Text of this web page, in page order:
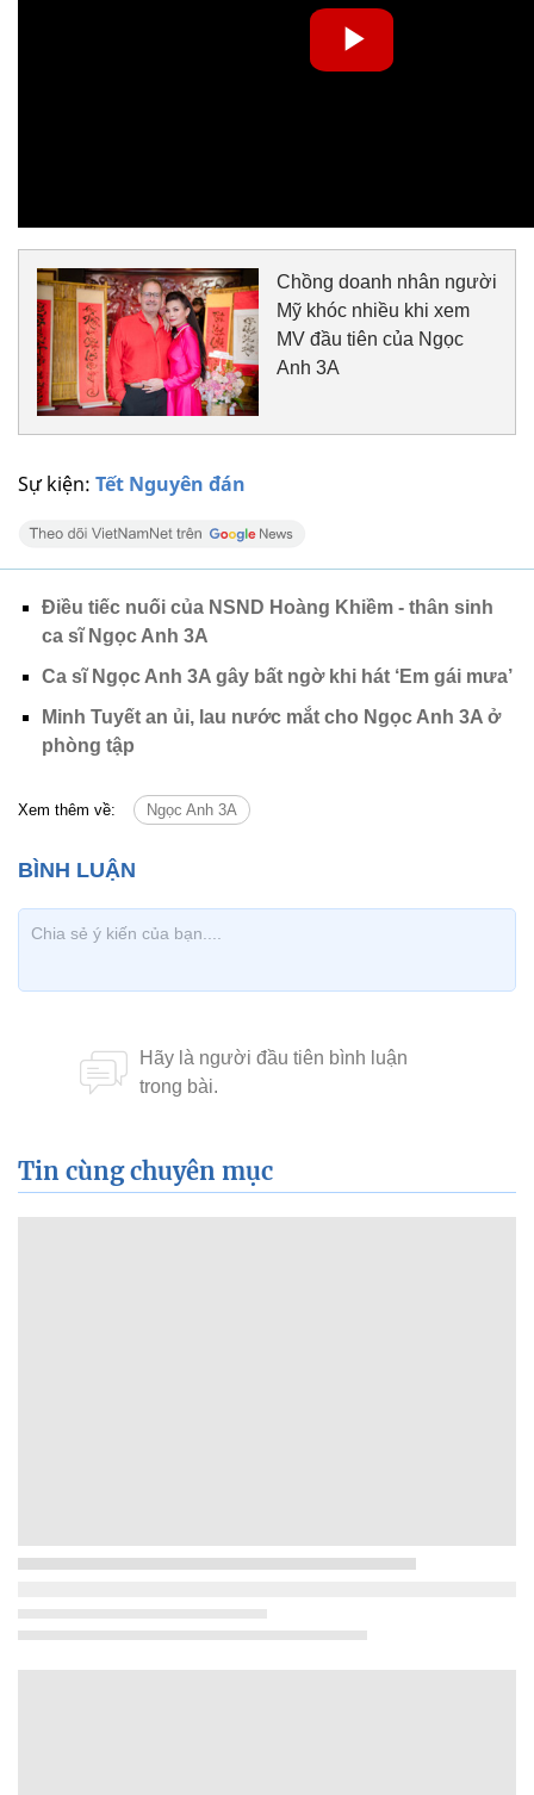
Sự kiện: Tết Nguyên đán
Chồng doanh nhân người
Mỹ khóc nhiều khi xem
MV đầu tiên của Ngọc
Anh 3A
Điều tiếc nuối của NSND Hoàng Khiềm - thân sinh
ca sĩ Ngọc Anh 3A
Ca sĩ Ngọc Anh 3A gây bất ngờ khi hát ‘Em gái mưa’
Minh Tuyết an ủi, lau nước mắt cho Ngọc Anh 3A ở
phòng tập
Xem thêm về: Ngọc Anh 3A
Tin cùng chuyên mục